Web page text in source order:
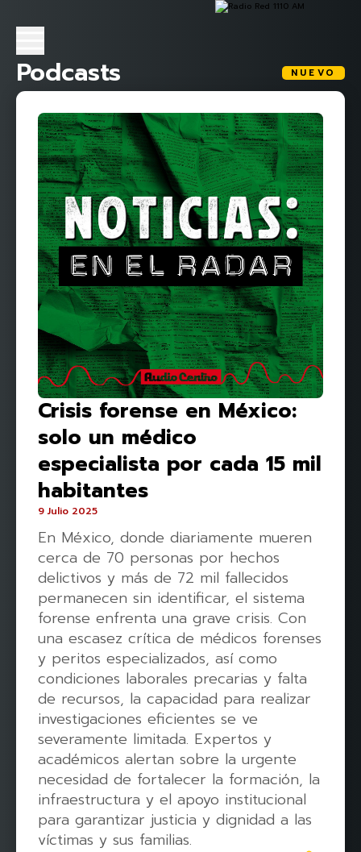
Podcasts NUEVO
Crisis forense en México:
solo un médico
especialista por cada 15 mil
habitantes
9 Julio 2025
En México, donde diariamente mueren
cerca de 70 personas por hechos
delictivos y más de 72 mil fallecidos
permanecen sin identificar, el sistema
forense enfrenta una grave crisis. Con
una escasez crítica de médicos forenses
y peritos especializados, así como
condiciones laborales precarias y falta
de recursos, la capacidad para realizar
investigaciones eficientes se ve
severamente limitada. Expertos y
académicos alertan sobre la urgente
necesidad de fortalecer la formación, la
infraestructura y el apoyo institucional
para garantizar justicia y dignidad a las
víctimas y sus familias.